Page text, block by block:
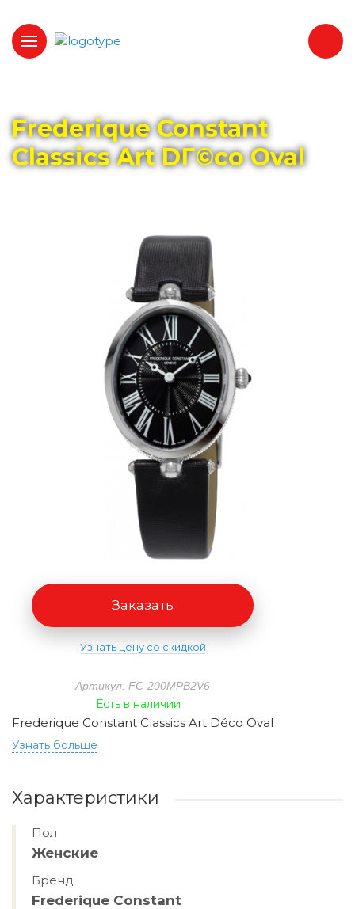
Frederique Constant
Classics Art DГ©co Oval
Артикул: FC-200MPB2V6
Есть в наличии
Frederique Constant Classics Art Déco Oval
Узнать больше
Заказать
Узнать цену со скидкой
Характеристики
Пол
Женские
Бренд
Frederique Constant